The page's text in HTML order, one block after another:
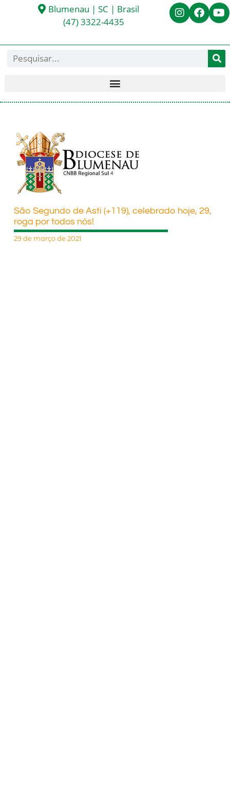
Blumenau | SC | Brasil
(47) 3322-4435
São Segundo de Asti (+119), celebrado hoje, 29,
roga por todos nós!
29 de março de 2021